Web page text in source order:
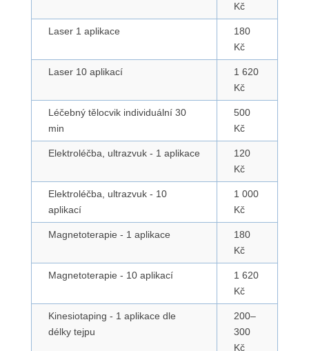
Kč
Laser 1 aplikace
180
Kč
Laser 10 aplikací
1 620
Kč
Léčebný tělocvik individuální 30
min
500
Kč
Elektroléčba, ultrazvuk - 1 aplikace
120
Kč
Elektroléčba, ultrazvuk - 10
aplikací
1 000
Kč
Magnetoterapie - 1 aplikace
180
Kč
Magnetoterapie - 10 aplikací
1 620
Kč
Kinesiotaping - 1 aplikace dle
délky tejpu
200–
300
Kč